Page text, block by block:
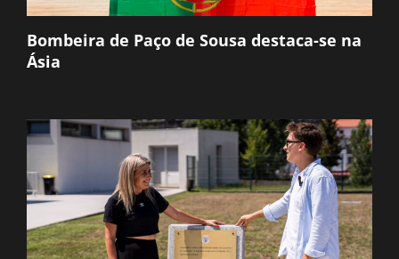
Bombeira de Paço de Sousa destaca-se na
Ásia